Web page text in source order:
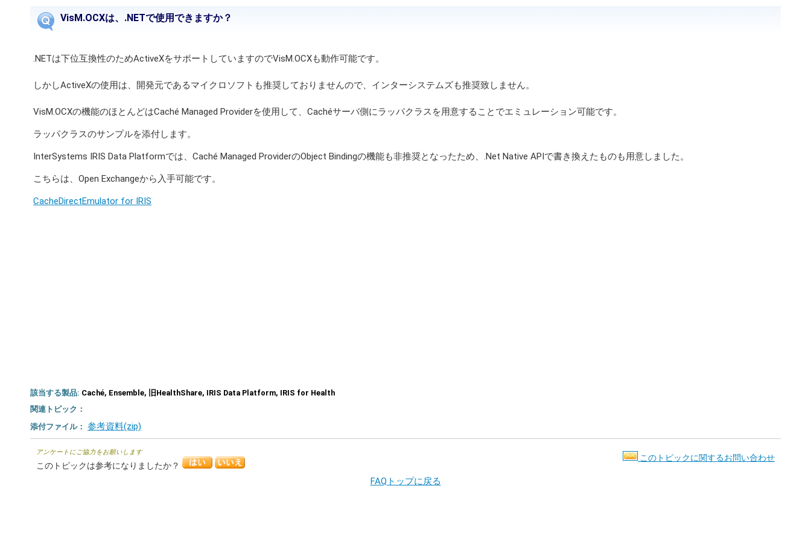
VisM.OCXは、.NETで使用できますか？
.NETは下位互換性のためActiveXをサポートしていますのでVisM.OCXも動作可能です。
しかしActiveXの使用は、開発元であるマイクロソフトも推奨しておりませんので、インターシステムズも推奨致しません。
VisM.OCXの機能のほとんどはCaché Managed Providerを使用して、Cachéサーバ側にラッパクラスを用意することでエミュレーション可能です。
ラッパクラスのサンプルを添付します。
InterSystems IRIS Data Platformでは、Caché Managed ProviderのObject Bindingの機能も非推奨となったため、.Net Native APIで書き換えたものも用意しました。
こちらは、Open Exchangeから入手可能です。
CacheDirectEmulator for IRIS
該当する製品: Caché, Ensemble, 旧HealthShare, IRIS Data Platform, IRIS for Health
関連トピック：
添付ファイル： 参考資料(zip)
アンケートにご協力をお願いします
このトピックは参考になりましたか？
このトピックに関するお問い合わせ
FAQトップに戻る